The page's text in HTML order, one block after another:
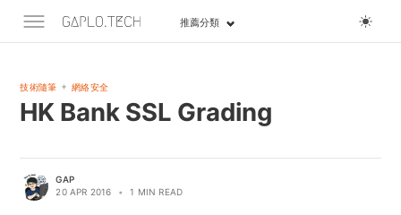
推薦分類
技術隨筆 + 網絡安全
HK Bank SSL Grading
GAP
20 APR 2016
• 1 MIN READ